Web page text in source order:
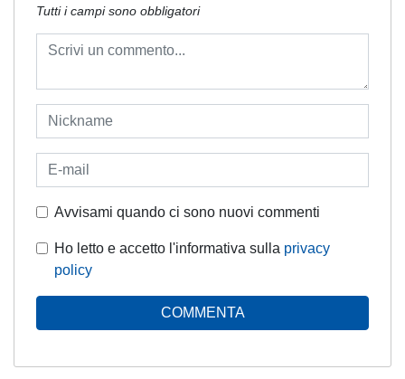
Tutti i campi sono obbligatori
Avvisami quando ci sono nuovi commenti
Ho letto e accetto l'informativa sulla privacy
policy
COMMENTA